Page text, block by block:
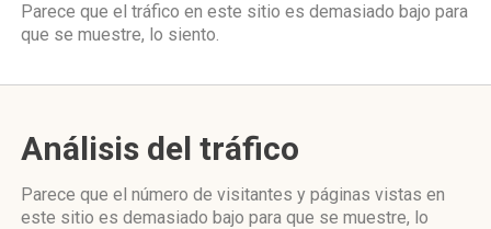
Parece que el tráfico en este sitio es demasiado bajo para
que se muestre, lo siento.
Análisis del tráfico
Parece que el número de visitantes y páginas vistas en
este sitio es demasiado bajo para que se muestre, lo